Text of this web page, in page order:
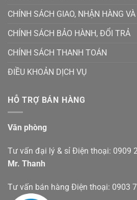
CHÍNH SÁCH GIAO, NHẬN HÀNG
CHÍNH SÁCH BẢO HÀNH, ĐỔI TRẢ
CHÍNH SÁCH THANH TOÁN
ĐIỀU KHOẢN DỊCH VỤ
HỖ TRỢ BÁN HÀNG
Văn phòng
Tư vấn đại lý & sỉ Điện thoại: 0909
Mr. Thanh
Tư vấn bán hàng Điện thoại: 0903